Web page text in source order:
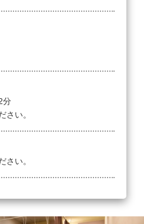
分
さい。
さい。